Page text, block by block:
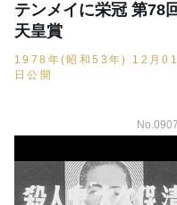
テンメイに栄冠 第78
天皇賞
1978年(昭和53年) 12月01
日公開